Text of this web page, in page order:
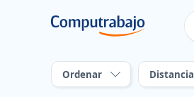
Ordenar Distancia